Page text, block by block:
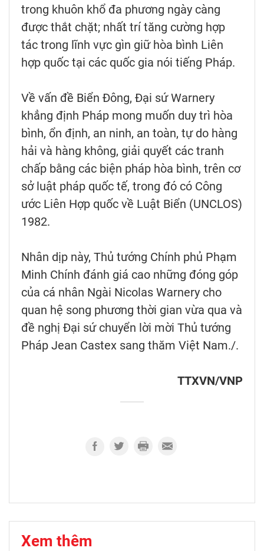
trong khuôn khổ đa phương ngày càng
được thắt chặt; nhất trí tăng cường hợp
tác trong lĩnh vực gìn giữ hòa bình Liên
hợp quốc tại các quốc gia nói tiếng Pháp.
Về vấn đề Biển Đông, Đại sứ Warnery
khẳng định Pháp mong muốn duy trì hòa
bình, ổn định, an ninh, an toàn, tự do hàng
hải và hàng không, giải quyết các tranh
chấp bằng các biện pháp hòa bình, trên cơ
sở luật pháp quốc tế, trong đó có Công
ước Liên Hợp quốc về Luật Biển (UNCLOS)
1982.
Nhân dịp này, Thủ tướng Chính phủ Phạm
Minh Chính đánh giá cao những đóng góp
của cá nhân Ngài Nicolas Warnery cho
quan hệ song phương thời gian vừa qua và
đề nghị Đại sứ chuyển lời mời Thủ tướng
Pháp Jean Castex sang thăm Việt Nam./.
TTXVN/VNP
Xem thêm